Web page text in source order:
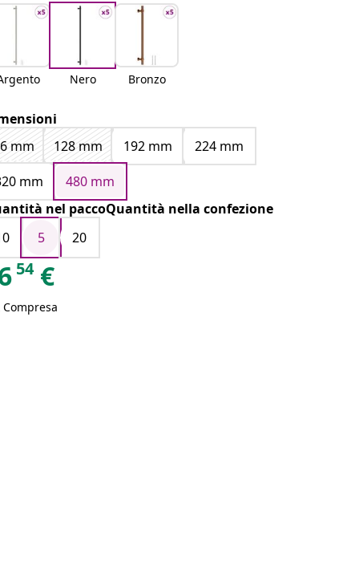
Nero Bronzo
mm
128 mm 192 mm
224 mm
mm
480 mm
nel paccoQuantità nella confezione
5 20
54 €
Compresa